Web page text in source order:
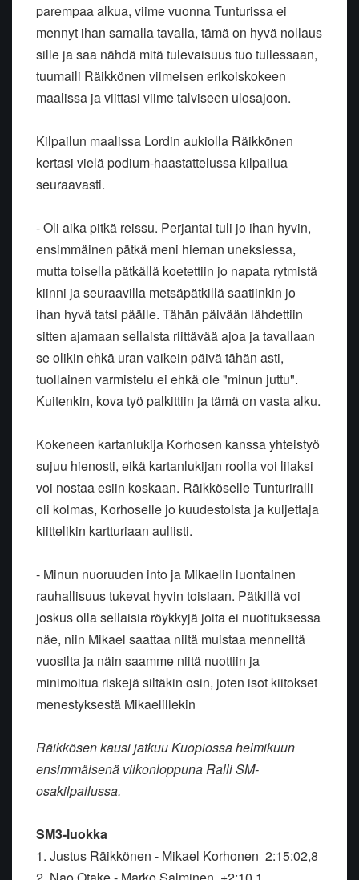
parempaa alkua, viime vuonna Tunturissa ei
mennyt ihan samalla tavalla, tämä on hyvä nollaus
sille ja saa nähdä mitä tulevaisuus tuo tullessaan,
tuumaili Räikkönen viimeisen erikoiskokeen
maalissa ja viittasi viime talviseen ulosajoon.
Kilpailun maalissa Lordin aukiolla Räikkönen
kertasi vielä podium-haastattelussa kilpailua
seuraavasti.
- Oli aika pitkä reissu. Perjantai tuli jo ihan hyvin,
ensimmäinen pätkä meni hieman uneksiessa,
mutta toisella pätkällä koetettiin jo napata rytmistä
kiinni ja seuraavilla metsäpätkillä saatiinkin jo
ihan hyvä tatsi päälle. Tähän päivään lähdettiin
sitten ajamaan sellaista riittävää ajoa ja tavallaan
se olikin ehkä uran vaikein päivä tähän asti,
tuollainen varmistelu ei ehkä ole "minun juttu".
Kuitenkin, kova työ palkittiin ja tämä on vasta alku.
Kokeneen kartanlukija Korhosen kanssa yhteistyö
sujuu hienosti, eikä kartanlukijan roolia voi liiaksi
voi nostaa esiin koskaan. Räikköselle Tunturiralli
oli kolmas, Korhoselle jo kuudestoista ja kuljettaja
kiittelikin kartturiaan auliisti.
- Minun nuoruuden into ja Mikaelin luontainen
rauhallisuus tukevat hyvin toisiaan. Pätkillä voi
joskus olla sellaisia röykkyjä joita ei nuotituksessa
näe, niin Mikael saattaa niitä muistaa menneiltä
vuosilta ja näin saamme niitä nuottiin ja
minimoitua riskejä siltäkin osin, joten isot kiitokset
menestyksestä Mikaelillekin
Räikkösen kausi jatkuu Kuopiossa helmikuun
ensimmäisenä viikonloppuna Ralli SM-
osakilpailussa.
SM3-luokka
1. Justus Räikkönen - Mikael Korhonen 2:15:02,8